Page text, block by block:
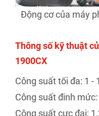
Động cơ của máy
Thông số kỹ thuật
1900CX
Công suất tối đa: 1 -
Công suất đinh
Công suất cực đại: